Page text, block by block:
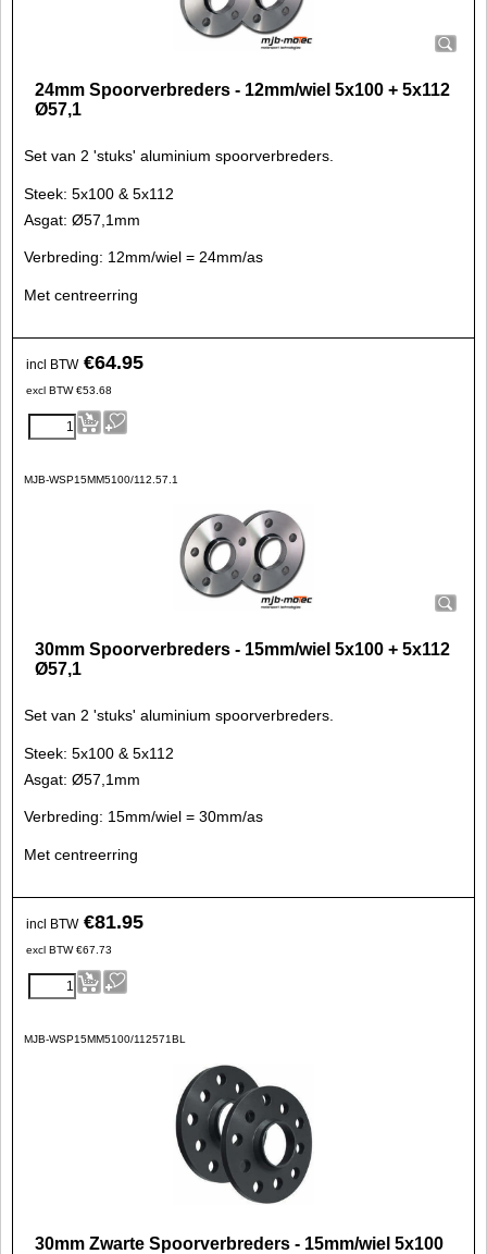
24mm Spoorverbreders - 12mm/wiel 5x100 + 5x112
Ø57,1
Set van 2 'stuks' aluminium spoorverbreders.
Steek: 5x100 & 5x112
Asgat: Ø57,1mm
Verbreding: 12mm/wiel = 24mm/as
Met centreerring
incl BTW €64.95
excl BTW €53.68
MJB-WSP15MM5100/112.57.1
30mm Spoorverbreders - 15mm/wiel 5x100 + 5x112
Ø57,1
Set van 2 'stuks' aluminium spoorverbreders.
Steek: 5x100 & 5x112
Asgat: Ø57,1mm
Verbreding: 15mm/wiel = 30mm/as
Met centreerring
incl BTW €81.95
excl BTW €67.73
MJB-WSP15MM5100/112571BL
30mm Zwarte Spoorverbreders - 15mm/wiel 5x100